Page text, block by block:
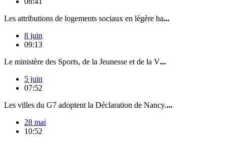
Les attributions de logements sociaux en légère ha...
8 juin
09:13
Le ministère des Sports, de la Jeunesse et de la V...
5 juin
07:52
Les villes du G7 adoptent la Déclaration de Nancy....
28 mai
10:52